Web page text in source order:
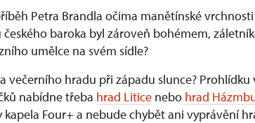
Petra Brandla očima manětínské
baroka byl zároveň bohémem,
umělce na svém sídle?
večerního hradu při západu slunce?
nabídne třeba hrad Litice nebo hrad
Four+ a nebude chybět ani vyprávění